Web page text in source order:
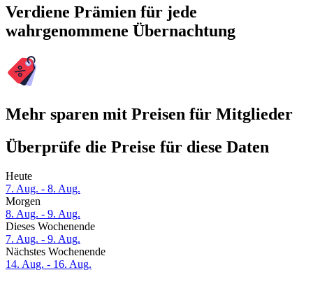
Verdiene Prämien für jede
wahrgenommene Übernachtung
Mehr sparen mit Preisen für Mitglieder
Überprüfe die Preise für diese Daten
Heute
7. Aug. - 8. Aug.
Morgen
8. Aug. - 9. Aug.
Dieses Wochenende
7. Aug. - 9. Aug.
Nächstes Wochenende
14. Aug. - 16. Aug.